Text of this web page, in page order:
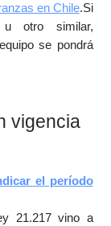
en Chile.Si
otro similar,
se pondrá
vigencia
el período
21.217 vino a